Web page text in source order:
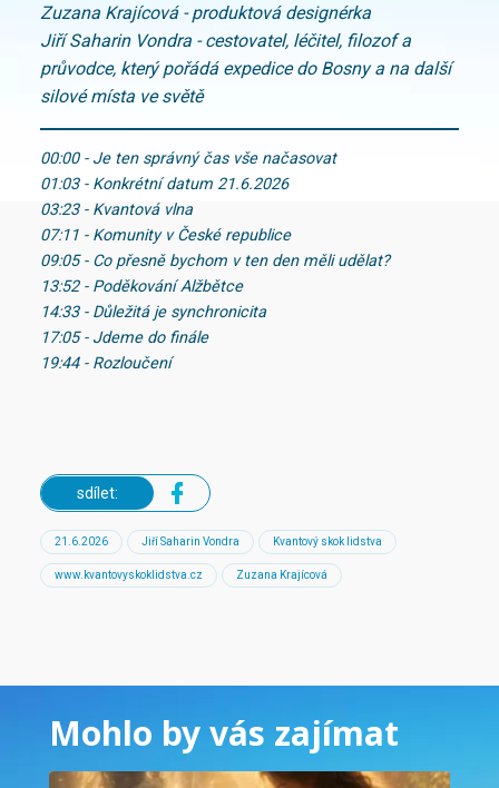
Zuzana Krajícová - produktová designérka
Jiří Saharin Vondra - cestovatel, léčitel, filozof a
průvodce, který pořádá expedice do Bosny a na další
silové místa ve světě
00:00 - Je ten správný čas vše načasovat
01:03 - Konkrétní datum 21.6.2026
03:23 - Kvantová vlna
07:11 - Komunity v České republice
09:05 - Co přesně bychom v ten den měli udělat?
13:52 - Poděkování Alžbětce
14:33 - Důležitá je synchronicita
17:05 - Jdeme do finále
19:44 - Rozloučení
sdílet:
21.6.2026 Jiří Saharin Vondra Kvantový skok lidstva
www.kvantovyskoklidstva.cz Zuzana Krajícová
Mohlo by vás zajímat